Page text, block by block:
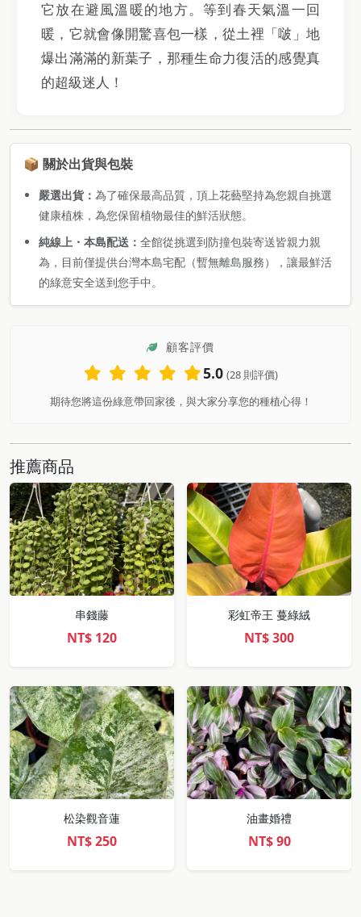
它放在避風溫暖的地方。等到春天氣溫一回
暖，它就會像開驚喜包一樣，從土裡「啵」地
爆出滿滿的新葉子，那種生命力復活的感覺真
的超級迷人！
📦 關於出貨與包裝
嚴選出貨：為了確保最高品質，頂上花藝堅持為您親自挑選
健康植株，為您保留植物最佳的鮮活狀態。
純線上・本島配送：全館從挑選到防撞包裝寄送皆親力親
為，目前僅提供台灣本島宅配（暫無離島服務），讓最鮮活
的綠意安全送到您手中。
顧客評價
5.0 (28 則評價)
期待您將這份綠意帶回家後，與大家分享您的種植心得！
推薦商品
串錢藤
NT$ 120
彩虹帝王 蔓綠絨
NT$300
松染觀音蓮
NT$250
油畫婚禮
NT$90